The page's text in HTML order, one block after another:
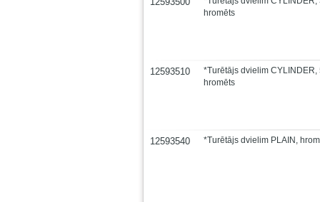
hromēts
12593510
*Turētājs dvielim CYLINDER,
hromēts
12593540 *Turētājs dvielim PLAIN,